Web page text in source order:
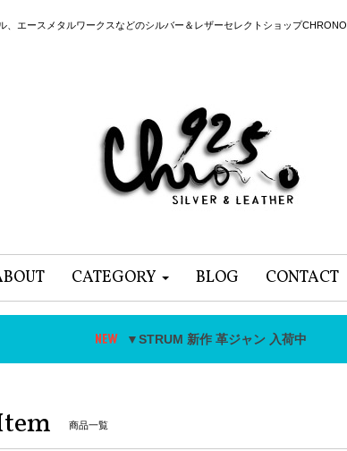
、エースメタルワークスなどのシルバー＆レザーセレクトショップCHRONO
CATEGORY BLOG CONTACT
▼STRUM 新作 革ジャン 入荷中
商品一覧